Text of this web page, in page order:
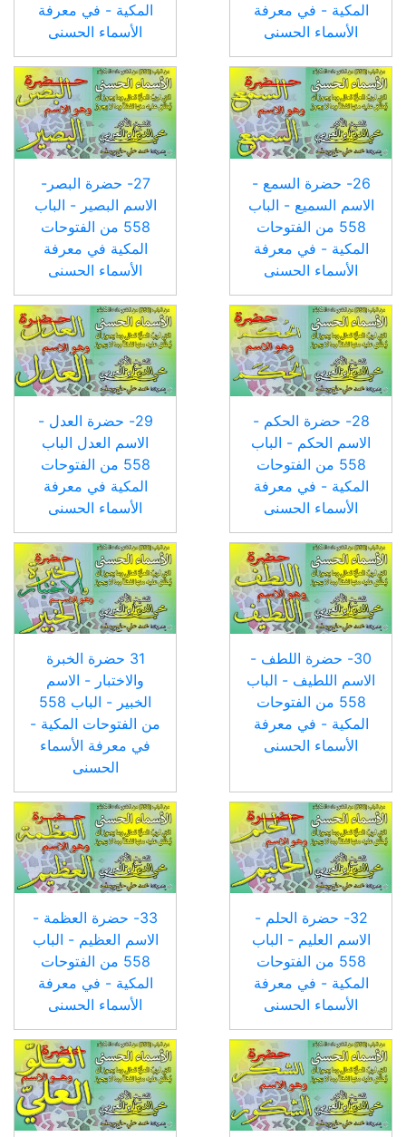
المكية - في معرفة
الأسماء الحسنى
المكية - في معرفة
الأسماء الحسنى
26- حضرة السمع -
الاسم السميع - الباب
558 من الفتوحات
المكية - في معرفة
الأسماء الحسنى
27- حضرة البصر-
الاسم البصير - الباب
558 من الفتوحات
المكية في معرفة
الأسماء الحسنى
28- حضرة الحكم -
الاسم الحكم - الباب
558 من الفتوحات
المكية - في معرفة
الأسماء الحسنى
29- حضرة العدل -
الاسم العدل الباب
558 من الفتوحات
المكية في معرفة
الأسماء الحسنى
30- حضرة اللطف -
الاسم اللطيف - الباب
558 من الفتوحات
المكية - في معرفة
الأسماء الحسنى
31 حضرة الخبرة
والاختبار - الاسم
الخبير - الباب 558
من الفتوحات المكية -
في معرفة الأسماء
الحسنى
32- حضرة الحلم -
الاسم العليم - الباب
558 من الفتوحات
المكية - في معرفة
الأسماء الحسنى
33- حضرة العظمة -
الاسم العظيم - الباب
558 من الفتوحات
المكية - في معرفة
الأسماء الحسنى